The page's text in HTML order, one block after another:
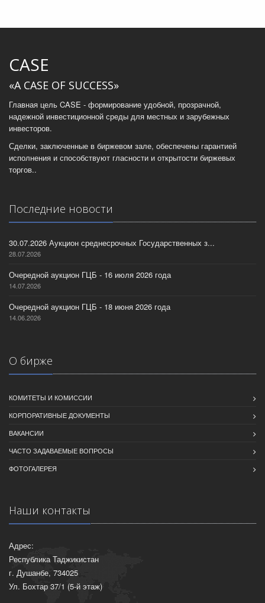
CASE
«A CASE OF SUCCESS»
Главная цель CASE - формирование удобной, прозрачной,
надежной инвестиционной среды для местных и зарубежных
инвесторов.
Сделки, заключенные в биржевом зале, обеспечены гарантией
исполнения и способствуют гласности и открытости биржевых
торгов..
Последние новости
30.07.2026 Аукцион среднесрочных Государственных з...
28.07.2026
Очередной аукцион ГЦБ - 16 июля 2026 года
14.07.2026
Очередной аукцион ГЦБ - 18 июня 2026 года
14.06.2026
О бирже
КОМИТЕТЫ И КОМИССИИ
КОРПОРАТИВНЫЕ ДОКУМЕНТЫ
ВАКАНСИИ
ЧАСТО ЗАДАВАЕМЫЕ ВОПРОСЫ
ФОТОГАЛЕРЕЯ
Наши контакты
Адрес:
Республика Таджикистан
г. Душанбе, 734025
Ул. Бохтар 37/1 (5-й этаж)